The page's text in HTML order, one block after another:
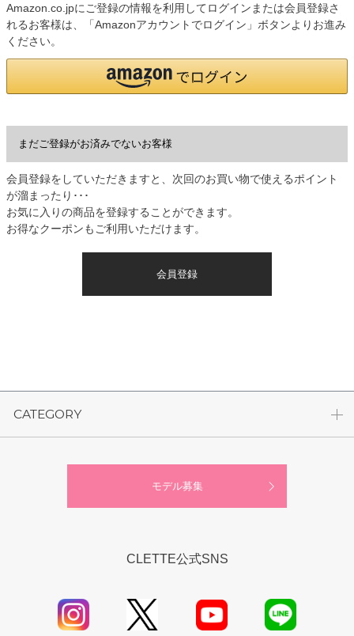
Amazon.co.jpにご登録の情報を利用してログインまたは会員登録さ
れるお客様は、「Amazonアカウントでログイン」ボタンよりお進み
ください。
まだご登録がお済みでないお客様
会員登録をしていただきますと、次回のお買い物で使えるポイント
が溜まったり･･･
お気に入りの商品を登録することができます。
お得なクーポンもご利用いただけます。
会員登録
CATEGORY
モデル募集
CLETTE公式SNS